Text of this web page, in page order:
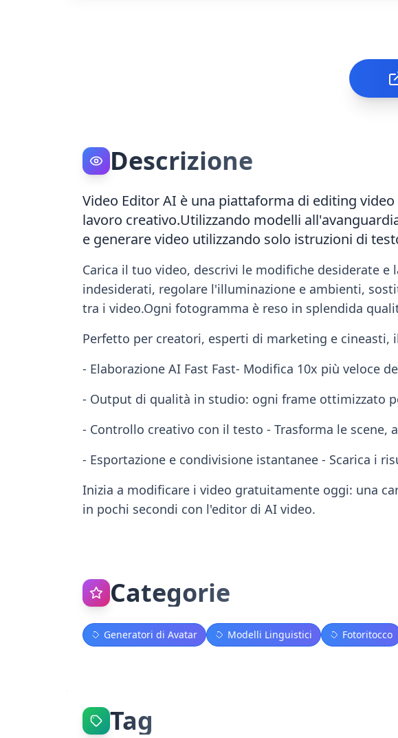
Descrizione
Video Editor AI è una piattaforma di editing
lavoro creativo.Utilizzando modelli
e generare video utilizzando solo istruzioni di
Carica il tuo video, descrivi le modifiche desiderate
indesiderati, regolare l'illuminazione e ambienti,
tra i video.Ogni fotogramma è reso in splendida
Perfetto per creatori, esperti di marketing e cineasti,
- Elaborazione AI Fast Fast- Modifica 10x più veloce
- Output di qualità in studio: ogni frame ottimizzato
- Controllo creativo con il testo - Trasforma le scene,
- Esportazione e condivisione istantanee - Scarica i
Inizia a modificare i video gratuitamente oggi: una
in pochi secondi con l'editor di AI video.
Categorie
Generatori di Avatar Modelli Linguistici Fotoritocco
Tag